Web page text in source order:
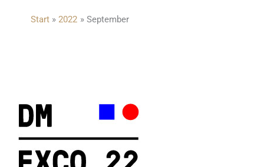
Start 2022 September